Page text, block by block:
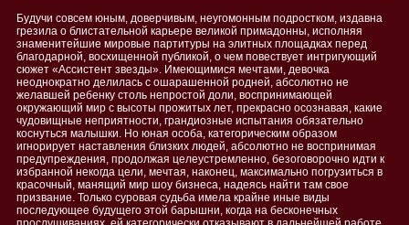
Будучи совсем юным, доверчивым, неугомонным подростком, издавна
грезила о блистательной карьере великой примадонны, исполняя
знаменитейшие мировые партитуры на элитных площадках перед
благодарной, восхищенной публикой, о чем повествует интригующий
сюжет «Ассистент звезды». Имеющимися мечтами, девочка
неоднократно делилась с ошарашенной родней, абсолютно не
желавшей ребенку столь непростой доли, воспринимающей
окружающий мир с высоты прожитых лет, прекрасно осознавая, какие
чудовищные неприятности, грандиозные испытания обязательно
коснуться малышки. Но юная особа, категорическим образом
игнорирует наставления близких людей, абсолютно не воспринимая
предупреждения, продолжая целеустремленно, безоговорочно идти к
избранной некогда цели, мечтая, наконец, максимально погрузиться в
красочный, манящий мир шоу бизнеса, надеясь найти там свое
призвание. Только суровая судьба имела крайне иные виды
последующее будущего этой барышни, когда на бесконечных